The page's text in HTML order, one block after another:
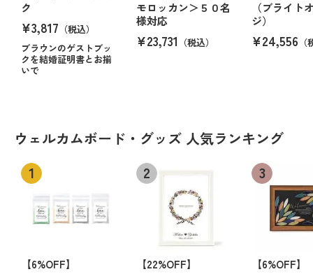
ク
¥3,817 （税込）
ブラウンのゲストブッ
クを結婚証明書とお揃
いで
モロッカン＞５０名
様対応
¥23,731 （税込）
（ブライト
ジ）
¥24,556
ウェルカムボード・グッズ 人気ランキング
【6%OFF】
【22%OFF】
【6%OFF】